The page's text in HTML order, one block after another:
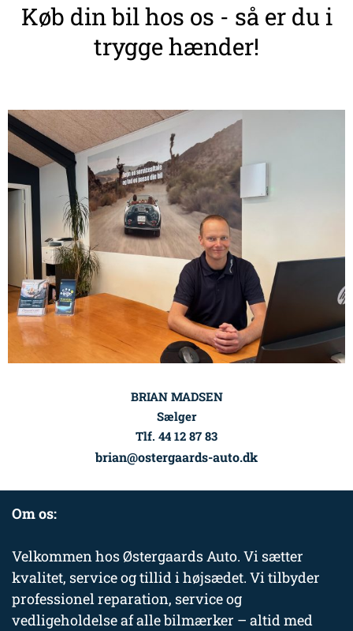
Køb din bil hos os - så er du i
trygge hænder!
BRIAN MADSEN
Sælger
Tlf. 44 12 87 83
brian@ostergaards-auto.dk
Om os:
Velkommen hos Østergaards Auto. Vi sætter
kvalitet, service og tillid i højsædet. Vi tilbyder
professionel reparation, service og
vedligeholdelse af alle bilmærker – altid med